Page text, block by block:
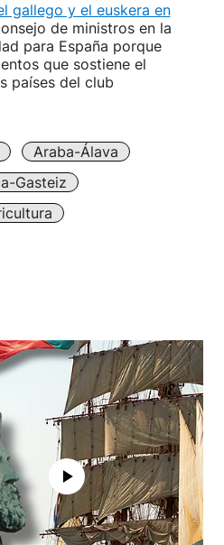
gallego y el euskera en
de ministros en la
para España porque
que sostiene el
países del club
Araba-Álava
Gasteiz